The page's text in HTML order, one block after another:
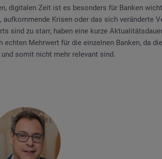
digitalen Zeit ist es besonders für Banken
aufkommende Krisen oder das sich veränderte
sind zu starr, haben eine kurze
echten Mehrwert für die einzelnen Banken, da
somit nicht mehr relevant sind.